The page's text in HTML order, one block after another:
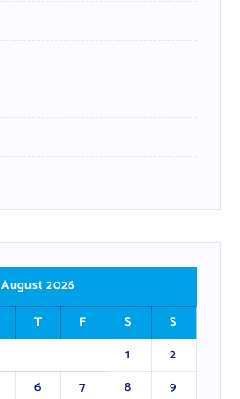
August 2026
T F S
S
1
2
6 7 8
9